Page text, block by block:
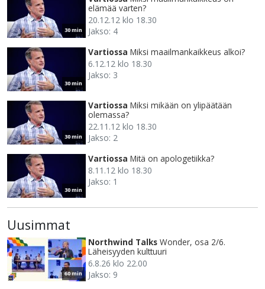
30 min
elämää varten?
20.12.12 klo 18.30
Jakso: 4
30 min
Vartiossa Miksi maailmankaikkeus alkoi?
6.12.12 klo 18.30
Jakso: 3
30 min
Vartiossa Miksi mikään on ylipäätään
olemassa?
22.11.12 klo 18.30
Jakso: 2
30 min
Vartiossa Mitä on apologetiikka?
8.11.12 klo 18.30
Jakso: 1
Uusimmat
60 min
Northwind Talks Wonder, osa 2/6.
Läheisyyden kulttuuri
6.8.26 klo 22.00
Jakso: 9